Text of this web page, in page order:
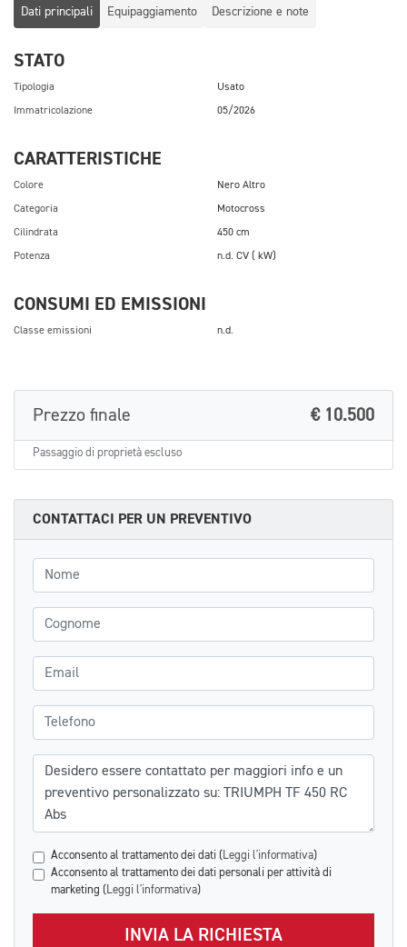
Dati principali Equipaggiamento Descrizione e note
STATO
Tipologia Usato
Immatricolazione 05/2026
CARATTERISTICHE
Colore Nero Altro
Categoria Motocross
Cilindrata 450 cm
Potenza n.d. CV ( kW)
CONSUMI ED EMISSIONI
Classe emissioni n.d.
Prezzo finale € 10.500
Passaggio di proprietà escluso
CONTATTACI PER UN PREVENTIVO
Nome
Cognome
Email
Telefono
Messaggio
Acconsento al trattamento dei dati ( Leggi l'informativa)
Acconsento al trattamento dei dati personali per attività di
marketing ( Leggi l'informativa)
INVIA LA RICHIESTA